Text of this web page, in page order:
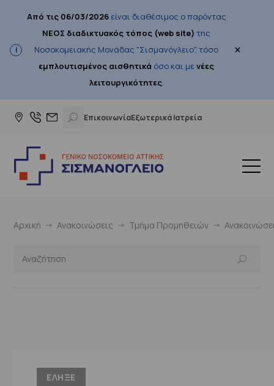
Από τις 06/03/2026είναι διαθέσιμος ο παρόντας
ΝΕΟΣ διαδικτυακός τόπος (web site) της
Νοσοκομειακής Μονάδας "Σισμανόγλειο", τόσο
εμπλουτισμένος αισθητικά όσο και μενέες
λειτουργικότητες.
×
ΕπικοινωνίαΕξωτερικά Ιατρεία
Αρχική Ανακοινώσεις Τμήμα Προμηθειών
ΕΛΗΞΕ